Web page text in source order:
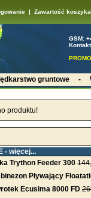
| Zawartość koszyka
GSM:
gruntowe -
produktu!
- więcej...
Trython Feeder 300
Pływający
Ecusima 8000 FD